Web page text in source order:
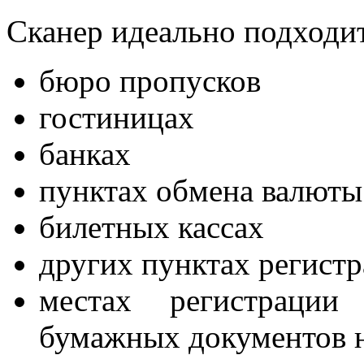
Сканер идеально
бюро пропусков
гостиницах
банках
пунктах обмена валюты
билетных кассах
других пунктах
местах
бумажных документов